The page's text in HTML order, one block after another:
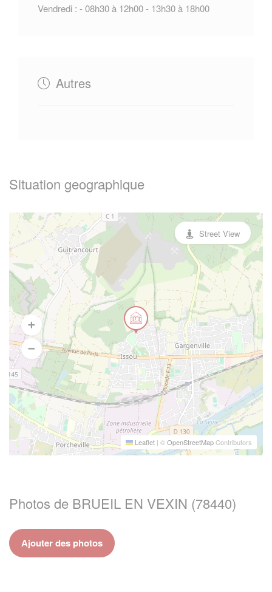
Vendredi : - 08h30 à 12h00 - 13h30 à 18h00
Autres
Situation geographique
Leaflet | ©OpenStreetMapContributors
Street View
Photos de BRUEIL EN VEXIN (78440)
Ajouter des photos